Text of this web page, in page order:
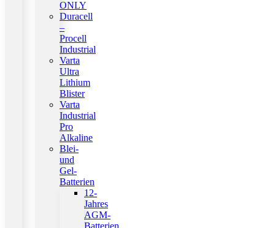
ONLY
Duracell
–
Procell
Industrial
Varta
Ultra
Lithium
Blister
Varta
Industrial
Pro
Alkaline
Blei-
und
Gel-
Batterien
12-
Jahres
AGM-
Batterien